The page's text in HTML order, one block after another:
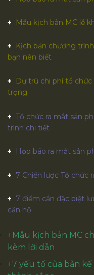
Mẫu kịch bản MC lễ
Kịch bản chương
bạn nên biết
Dự trù chi phí tổ
trọng
Tổ chức ra mắt sản
trình chi tiết
Họp báo ra mắt sản
7 Chiến lược Tổ chức
7 điểm cần đặc biệt
căn hộ
+Mẫu kịch bản MC
kèm lời dẫn
+7 yếu tố của bản